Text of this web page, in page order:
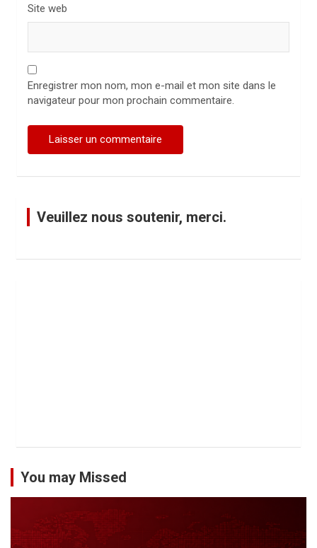
Site web
Enregistrer mon nom, mon e-mail et mon site dans le
navigateur pour mon prochain commentaire.
Veuillez nous soutenir, merci.
You may Missed